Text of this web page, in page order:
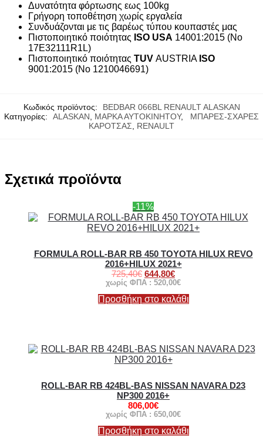
Δυνατότητα φόρτωσης εως 100kg
Γρήγορη τοποθέτηση χωρίς εργαλεία
Συνδυάζονται με τις βαρέως τύπου κουπαστές μας
Πιστοποιητικό ποιότητας ISO USA 14001:2015 (No
17E32111R1L)
Πιστοποιητικό ποιότητας TUV AUSTRIA ISO
9001:2015 (No 1210046691)
Κωδικός προϊόντος:
BEDBAR 066BL RENAULT ALASKAN
Κατηγορίες:
ALASKAN ΜΑΡΚΑ ΑΥΤΟΚΙΝΗΤΟΥ,
ΜΠΑΡΕΣ-ΣΧΑΡΕΣ
ΚΑΡΟΤΣΑΣ
RENAULT
Σχετικά προϊόντα
-11%
FORMULA ROLL-BAR RB 450 TOYOTA HILUX REVO
2016+HILUX 2021+
725,40€ 644,80€
χωρίς ΦΠΑ : 520,00€
Προσθήκη στο καλάθι
ROLL-BAR RB 424BL-BAS NISSAN NAVARA D23
NP300 2016+
806,00€
χωρίς ΦΠΑ : 650,00€
Προσθήκη στο καλάθι